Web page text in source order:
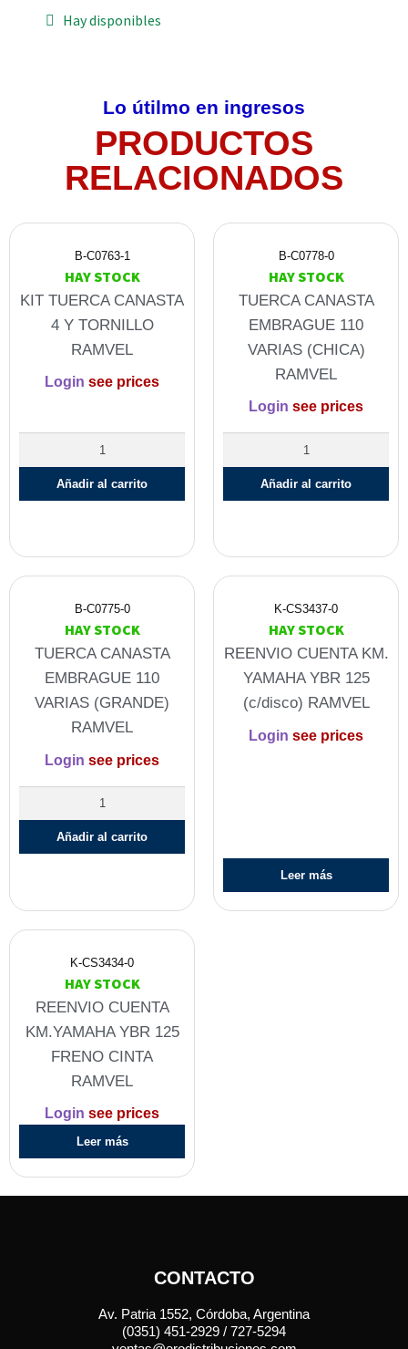
Hay disponibles
Lo útilmo en ingresos
PRODUCTOS
RELACIONADOS
B-C0763-1
HAY STOCK
KIT TUERCA CANASTA
4 Y TORNILLO
RAMVEL
Login see prices
Añadir al carrito
B-C0778-0
HAY STOCK
TUERCA CANASTA
EMBRAGUE 110
VARIAS (CHICA)
RAMVEL
Login see prices
Añadir al carrito
B-C0775-0
HAY STOCK
TUERCA CANASTA
EMBRAGUE 110
VARIAS (GRANDE)
RAMVEL
Login see prices
Añadir al carrito
K-CS3437-0
HAY STOCK
REENVIO CUENTA KM.
YAMAHA YBR 125
(c/disco) RAMVEL
Login see prices
Leer más
K-CS3434-0
HAY STOCK
REENVIO CUENTA
KM.YAMAHA YBR 125
FRENO CINTA
RAMVEL
Login see prices
Leer más
CONTACTO
Av. Patria 1552, Córdoba, Argentina
(0351) 451-2929 / 727-5294